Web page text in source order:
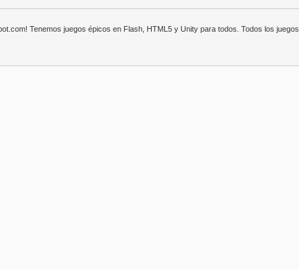
Tenemos juegos épicos en Flash, HTML5 y Unity para todos. Todos los juegos